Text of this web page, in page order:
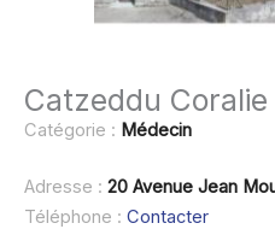
Catzeddu Coralie
Catégorie : Médecin
Adresse : 20 Avenue Jean
Téléphone : Contacter